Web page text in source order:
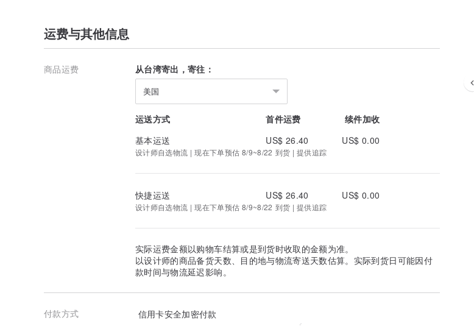
运费与其他信息
商品运费 从台湾寄出，寄往：
美国
运送方式 首件运费
续件加收
基本运送
US$ 26.40 US$ 0.00
设计师自选物流 | 现在下单预估 8/9~8/22 到货 | 提供追踪
快捷运送 US$ 26.40 US$ 0.00
设计师自选物流 | 现在下单预估 8/9~8/22 到货 | 提供追踪
实际运费金额以购物车结算或是到货时收取的金额为准。
以设计师的商品备货天数、目的地与物流寄送天数估算。实际到货日可能因付
款时间与物流延迟影响。
付款方式
信用卡安全加密付款